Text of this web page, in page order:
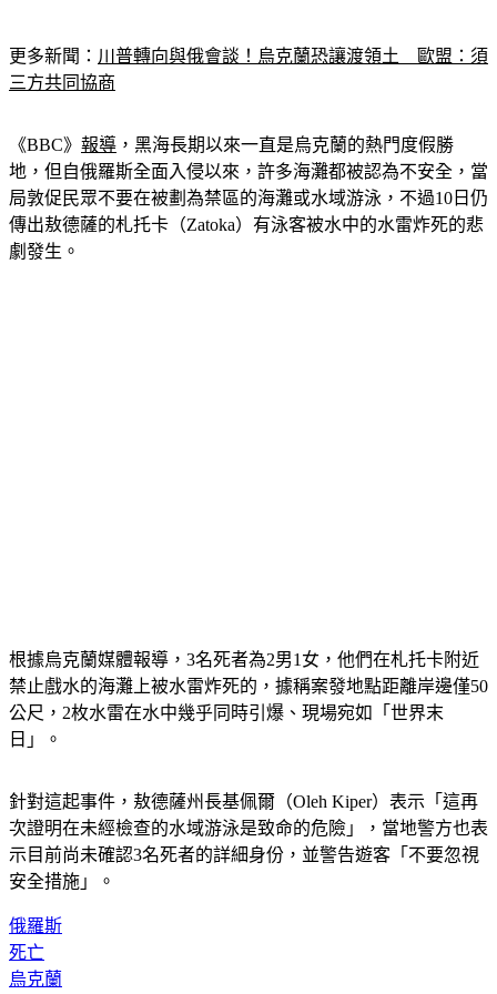
更多新聞： 川普轉向與俄會談！烏克蘭恐讓渡領土　歐盟：須
三方共同協商
《BBC》 報導 ，黑海長期以來一直是烏克蘭的熱門度假勝
地，但自俄羅斯全面入侵以來，許多海灘都被認為不安全，當
局敦促民眾不要在被劃為禁區的海灘或水域游泳，不過10日仍
傳出敖德薩的札托卡（Zatoka）有泳客被水中的水雷炸死的悲
劇發生。
根據烏克蘭媒體報導，3名死者為2男1女，他們在札托卡附近
禁止戲水的海灘上被水雷炸死的，據稱案發地點距離岸邊僅50
公尺，2枚水雷在水中幾乎同時引爆、現場宛如「世界末
日」。
針對這起事件，敖德薩州長基佩爾（Oleh Kiper）表示「這再
次證明在未經檢查的水域游泳是致命的危險」，當地警方也表
示目前尚未確認3名死者的詳細身份，並警告遊客「不要忽視
安全措施」。
俄羅斯
死亡
烏克蘭